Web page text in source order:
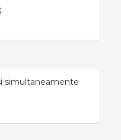
simultaneamente